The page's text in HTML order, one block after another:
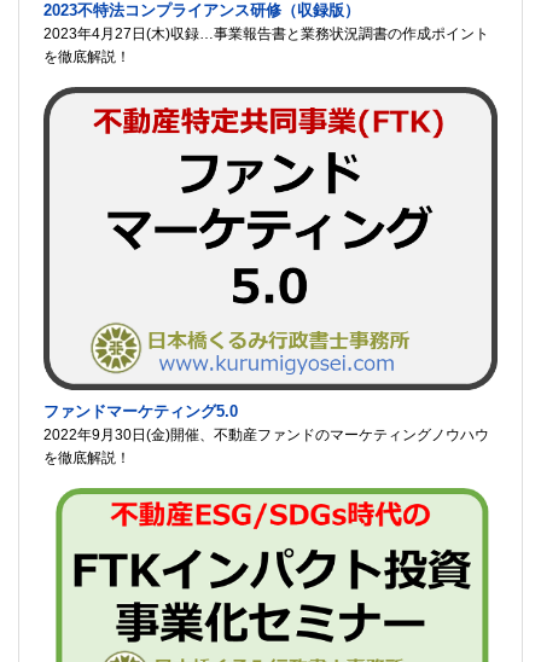
2023不特法コンプライアンス研修（収録版）
2023年4月27日(木)収録…事業報告書と業務状況調書の作成ポイント
を徹底解説！
ファンドマーケティング5.0
2022年9月30日(金)開催、不動産ファンドのマーケティングノウハウ
を徹底解説！